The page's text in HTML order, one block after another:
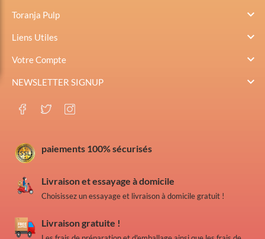
Toranja Pulp 
Liens Utiles 
Votre Compte 
NEWSLETTER SIGNUP 
paiements 100% sécurisés
Livraison et essayage à domicile
Choisissez un essayage et livraison à domicile gratuit !
Livraison gratuite !